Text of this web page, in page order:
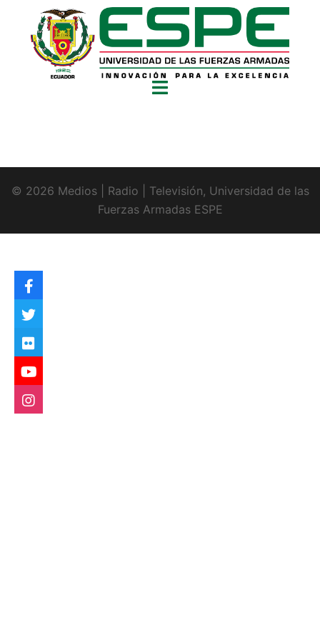
© 2026 Medios | Radio | Televisión, Universidad de las
Fuerzas Armadas ESPE